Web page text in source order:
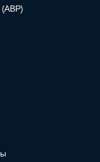
(АВР)